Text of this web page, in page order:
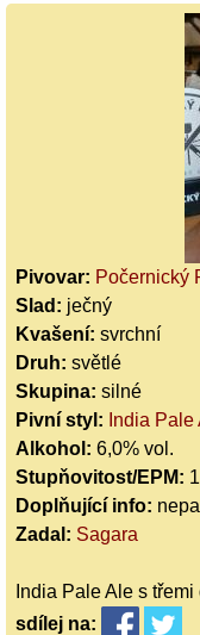
Pivovar: Počernický
Slad: ječný
Kvašení: svrchní
Druh: světlé
Skupina: silné
Pivní styl: India Pale
Alkohol: 6,0% vol.
Stupňovitost/EPM:
Doplňující info:
Zadal: Sagara
India Pale Ale s
sdílej na: